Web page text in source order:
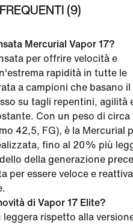
(9)
Mercurial Vapor 17?
per offrire velocità e
rapidità in tutte le
a campioni che basano il
su tagli repentini, agilità
Con un peso di circa
42,5, FG), è la Mercurial
fino al 20% più
della generazione
per essere veloce e
di Vapor 17 Elite?
leggera rispetto alla